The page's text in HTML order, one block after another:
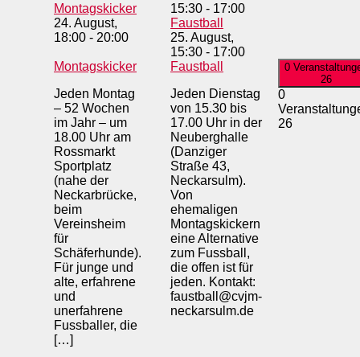
Montagskicker
24. August,
18:00 - 20:00
Montagskicker
Jeden Montag
– 52 Wochen
im Jahr – um
18.00 Uhr am
Rossmarkt
Sportplatz
(nahe der
Neckarbrücke,
beim
Vereinsheim
für
Schäferhunde).
Für junge und
alte, erfahrene
und
unerfahrene
Fussballer, die
[…]
15:30 - 17:00
Faustball
25. August,
15:30 - 17:00
Faustball
Jeden Dienstag
von 15.30 bis
17.00 Uhr in der
Neuberghalle
(Danziger
Straße 43,
Neckarsulm).
Von
ehemaligen
Montagskickern
eine Alternative
zum Fussball,
die offen ist für
jeden. Kontakt:
faustball@cvjm-
neckarsulm.de
0
26
0
26